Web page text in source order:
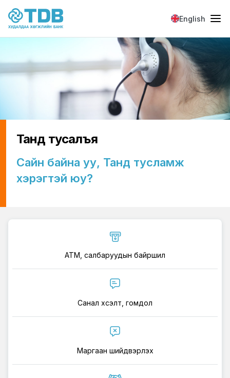
Skip to main content
English
Танд тусалъя
Сайн байна уу, Танд тусламж
хэрэгтэй юу?
ATM, салбаруудын байршил
Санал хүсэлт, гомдол
Маргаан шийдвэрлэх